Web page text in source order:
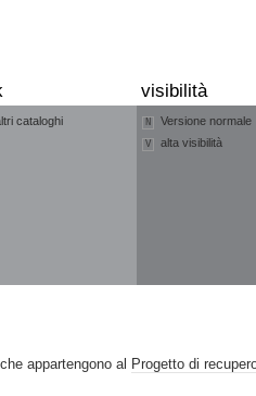
visibilità
cataloghi N Versione normale
V alta visibilità
appartengono al Progetto di